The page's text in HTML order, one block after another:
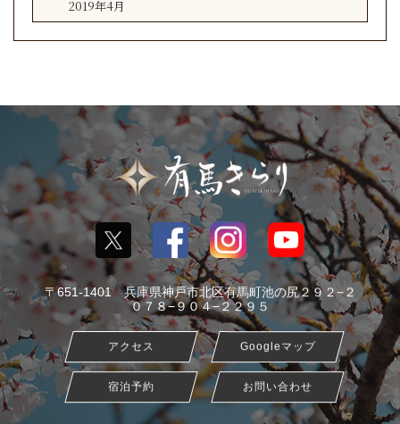
2019年4月
〒651-1401 兵庫県神戸市北区有馬町池の尻２９２−２
０７８−９０４−２２９５
アクセス Googleマップ
宿泊予約 お問い合わせ